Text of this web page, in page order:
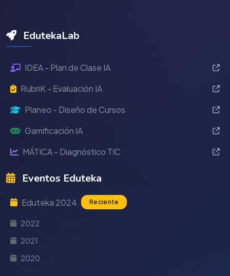
EdutekaLab
IDEA - Plan de Clase IA
RubriK - Evaluación IA
Planeo - Diseño de Cursos
Gamificación IA
MÁTICA - Diagnóstico TIC
Eventos Eduteka
Eduteka 2024 Reciente
2022
2021
2020